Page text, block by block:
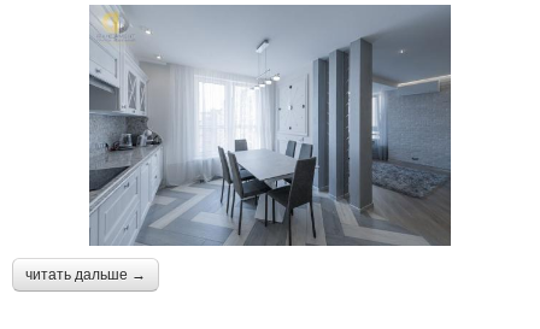
читать дальше →